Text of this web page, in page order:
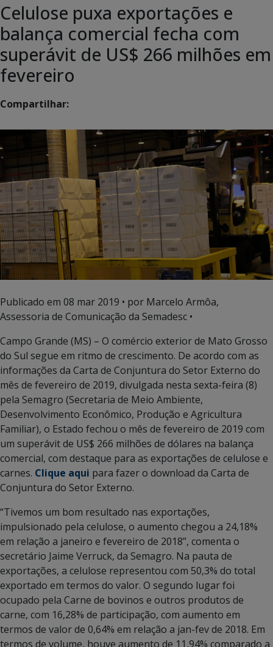
Celulose puxa exportações e
balança comercial fecha com
superávit de US$ 266 milhões em
fevereiro
Compartilhar:
Publicado em 08 mar 2019 • por Marcelo Armôa,
Assessoria de Comunicação da Semadesc •
Campo Grande (MS) – O comércio exterior de Mato Grosso
do Sul segue em ritmo de crescimento. De acordo com as
informações da Carta de Conjuntura do Setor Externo do
mês de fevereiro de 2019, divulgada nesta sexta-feira (8)
pela Semagro (Secretaria de Meio Ambiente,
Desenvolvimento Econômico, Produção e Agricultura
Familiar), o Estado fechou o mês de fevereiro de 2019 com
um superávit de US$ 266 milhões de dólares na balança
comercial, com destaque para as exportações de celulose e
carnes. Clique aqui para fazer o download da Carta de
Conjuntura do Setor Externo.
“Tivemos um bom resultado nas exportações,
impulsionado pela celulose, o aumento chegou a 24,18%
em relação a janeiro e fevereiro de 2018”, comenta o
secretário Jaime Verruck, da Semagro. Na pauta de
exportações, a celulose representou com 50,3% do total
exportado em termos do valor. O segundo lugar foi
ocupado pela Carne de bovinos e outros produtos de
carne, com 16,28% de participação, com aumento em
termos de valor de 0,64% em relação a jan-fev de 2018. Em
termos de volume, houve aumento de 11,94% comparado a